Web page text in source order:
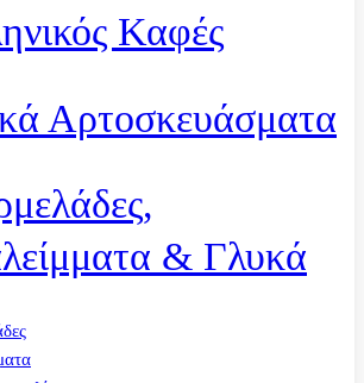
Καφές
Αρτοσκευάσματα
& Γλυκά